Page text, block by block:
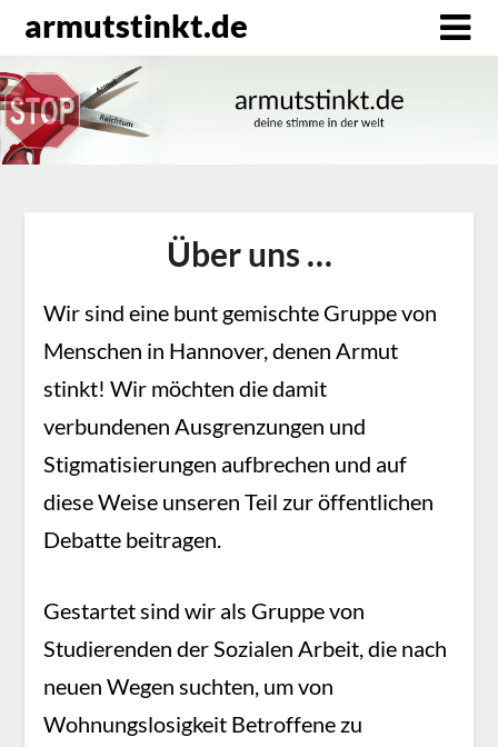
zum
Inhalt
armutstinkt.de
Über uns …
Wir sind eine bunt gemischte Gruppe von
Menschen in Hannover, denen Armut
stinkt! Wir möchten die damit
verbundenen Ausgrenzungen und
Stigmatisierungen aufbrechen und auf
diese Weise unseren Teil zur öffentlichen
Debatte beitragen.
Gestartet sind wir als Gruppe von
Studierenden der Sozialen Arbeit, die nach
neuen Wegen suchten, um von
Wohnungslosigkeit Betroffene zu